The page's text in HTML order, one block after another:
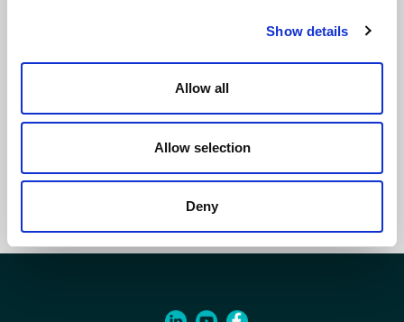
Show details
Allow all
Allow selection
Deny
Fascetta di sicurezza